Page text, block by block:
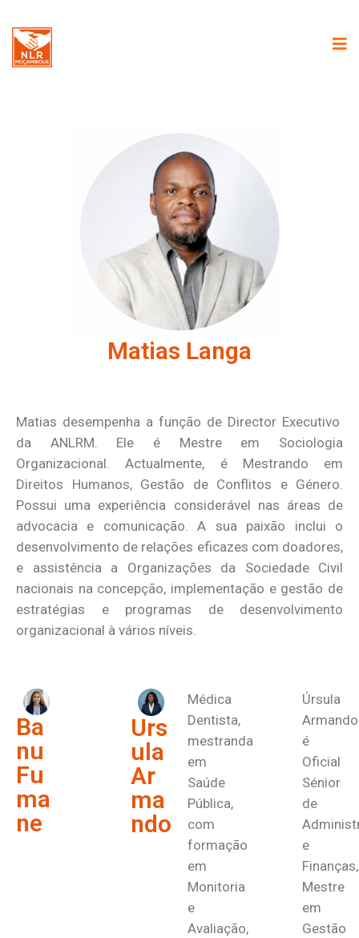
Matias Langa
Matias desempenha a função de Director Executivo
da ANLRM. Ele é Mestre em Sociologia
Organizacional. Actualmente, é Mestrando em
Direitos Humanos, Gestão de Conflitos e Género.
Possui uma experiência considerável nas áreas de
advocacia e comunicação. A sua paixão inclui o
desenvolvimento de relações eficazes com doadores,
e assistência a Organizações da Sociedade Civil
nacionais na concepção, implementação e gestão de
estratégias e programas de desenvolvimento
organizacional à vários níveis.
Ba
nu
Fu
ma
ne
Urs
ula
Ar
ma
ndo
Médica
Dentista,
mestranda
em
Saúde
Pública,
com
formação
em
Monitoria
e
Avaliação,
Úrsula
Armando
é
Oficial
Sénior
de
e
Finanças,
Mestre
em
Gestão